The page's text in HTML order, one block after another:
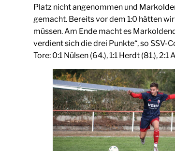
Platz nicht angenommen und
gemacht. Bereits vor dem 1:0 hätten
müssen. Am Ende macht es
verdient sich die drei Punkte“, so SSV-
Tore: 0:1 Nülsen (64.), 1:1 Herdt (81.),